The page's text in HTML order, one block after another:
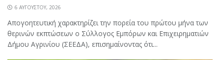
6 ΑΥΓΟΎΣΤΟΥ, 2026
Απογοητευτική χαρακτηρίζει την πορεία του πρώτου μήνα των
θερινών εκπτώσεων ο Σύλλογος Εμπόρων και Επιχειρηματιών
Δήμου Αγρινίου (ΣΕΕΔΑ), επισημαίνοντας ότι...